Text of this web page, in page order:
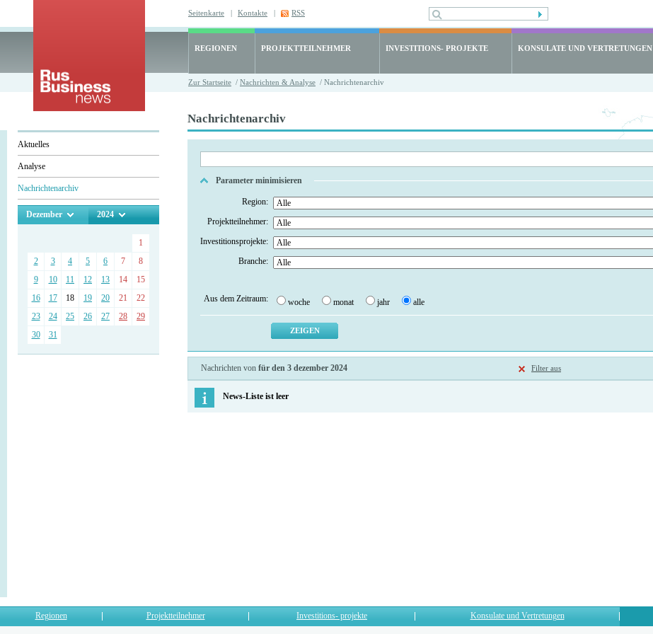
Seitenkarte | Kontakte | RSS
REGIONEN PROJEKTTEILNEHMER INVESTITIONS- PROJEKTE KONSULATE UND VERTRETUNGEN
Zur Startseite / Nachrichten & Analyse / Nachrichtenarchiv
Aktuelles
Analyse
Nachrichtenarchiv
Dezember 2024
1
2
3 4 5 6 7
8
9
10 11 12 13 14
15
16
17 18 19 20 21
22
23
24 25 26 27 28
29
30
31
Nachrichtenarchiv
Parameter minimisieren
Region:
Projektteilnehmer:
Investitionsprojekte:
Branche:
Aus dem Zeitraum: woche monat jahr alle
Nachrichten von für den 3 dezember 2024 Filter aus
News-Liste ist leer
Regionen Projektteilnehmer Investitions- projekte Konsulate und Vertretungen